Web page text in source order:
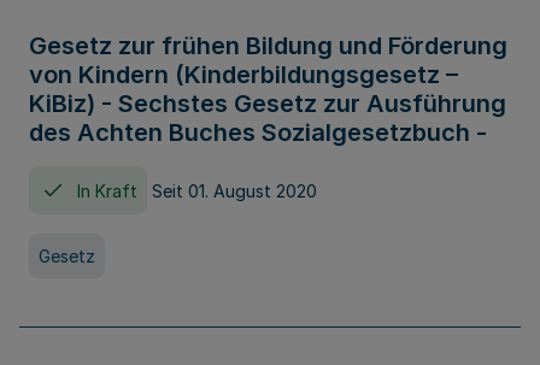
Gesetz zur frühen Bildung und Förderung
von Kindern (Kinderbildungsgesetz –
KiBiz) - Sechstes Gesetz zur Ausführung
des Achten Buches Sozialgesetzbuch -
In Kraft Seit 01. August 2020
Gesetz